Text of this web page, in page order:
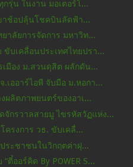
รุ่น ในงาน มอเตอร์โ...
าช้อปลุ้นโชคบินลัดฟ้า...
ยาลัยการจัดการ มหาวิท...
บเคลื่อนประเทศไทยปรา...
มือง ม.สวนดุสิต ผลักดัน...
.เออาร์ไอพี จับมือ ม.หอกา...
ผลิตภาพยนตร์ของอาเ...
ดจักรวาลสายมู ไขรหัสวัฏแห่ง...
ครงการ วธ. ขับเคลื่...
ระชาชนในวิกฤตค่าฝุ...
ตี๋ออร์คิด By POWER S...